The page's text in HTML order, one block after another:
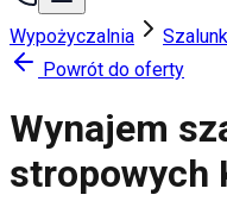
Wypożyczalnia
Powrót do oferty
Wynajem
stropowych